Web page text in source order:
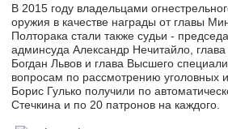
В 2015 году владельцами
оружия в качестве награды от главы
Полторака стали также судьи -
админсуда Александр Нечитайло,
Богдан Львов и глава Высшего
вопросам по рассмотрению уголовных
Борис Гулько получили по
Стечкина и по 20 патронов на каждого.